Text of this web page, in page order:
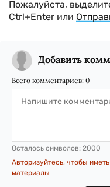
Пожалуйста,
Ctrl+Enter или
Добавить
Всего комментариев: 0
Осталось символов: 2000
Авторизуйтесь, чтобы
материалы